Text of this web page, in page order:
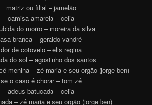
matriz ou filial – jamelão
camisa amarela – celia
do morro – moreira da silva
asa branca – geraldo vandré
dor de cotovelo – elis regina
do sol – agostinho dos santos
menina – zé maria e seu orgão (jorge ben)
se o caso é chorar – tom zé
adeus batucada – celia
– zé maria e seu orgão (jorge ben)